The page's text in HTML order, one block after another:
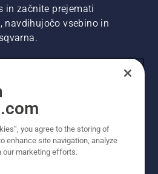
in začnite prejemati
navdihujočo vsebino in
you agree to the storing of
enhance site navigation, analyze
our marketing efforts.